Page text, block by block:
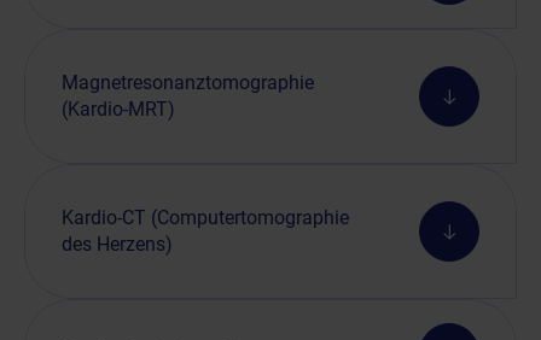
Magnetresonanztomographie
(Kardio-MRT)
Kardio-CT (Computertomographie
des Herzens)